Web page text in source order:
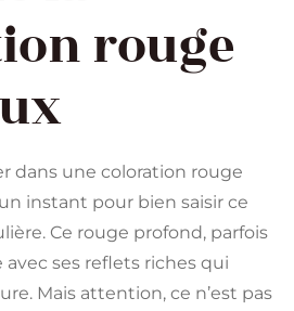
rouge
dans une coloration rouge
instant pour bien saisir ce
Ce rouge profond, parfois
ses reflets riches qui
Mais attention, ce n’est pas